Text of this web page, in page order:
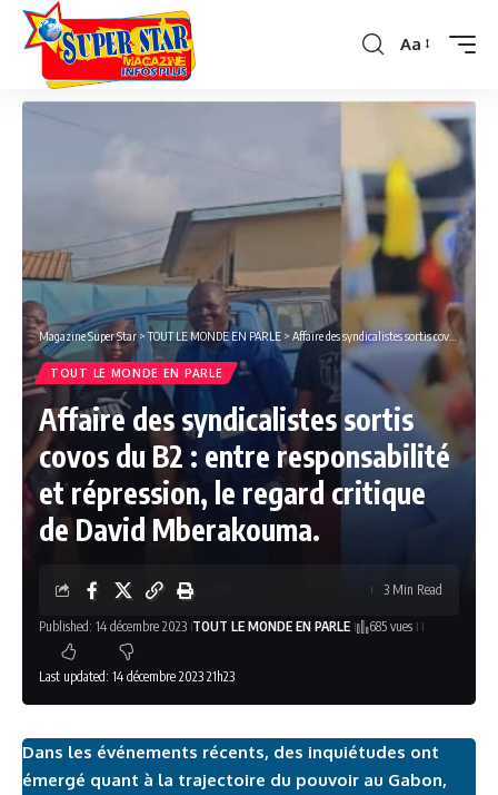
Font
Aa
Magazine Super Star>TOUT LE MONDE EN PARLE > Affaire des syndicalistes sortis covos du B2 : entre responsabilité et répression, le regard critique de David Mberakouma.
TOUT LE MONDE EN PARLE
Affaire des syndicalistes sortis
covos du B2 : entre responsabilité
et répression, le regard critique
de David Mberakouma.
Last updated: 14 décembre 2023 21h23
Published: 14 décembre 2023 TOUT LE MONDE EN PARLE 685 vues
3 Min Read
Dans les événements récents, des inquiétudes ont
émergé quant à la trajectoire du pouvoir au Gabon,